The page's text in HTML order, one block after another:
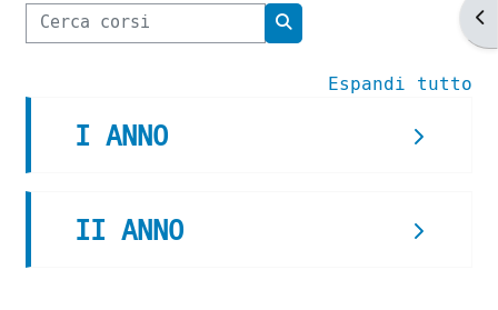
Cerca corsi
Cerca corsi
Espandi tutto
I ANNO
II ANNO